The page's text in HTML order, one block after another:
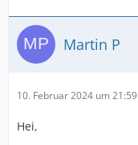
Martin P
10. Februar 2024 um 21:59
Hei,